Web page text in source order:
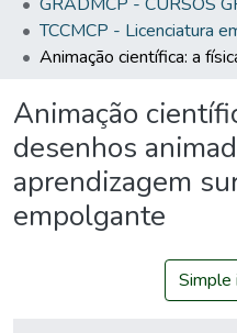
Animação
desenhos
aprendizagem
empolgante
Simple